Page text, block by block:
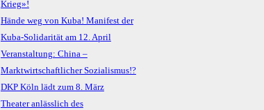
Krieg»!
Hände weg von Kuba! Manifest der
Kuba-Solidarität am 12. April
Veranstaltung: China –
Marktwirtschaftlicher Sozialismus!?
DKP Köln lädt zum 8. März
Theater anlässlich des